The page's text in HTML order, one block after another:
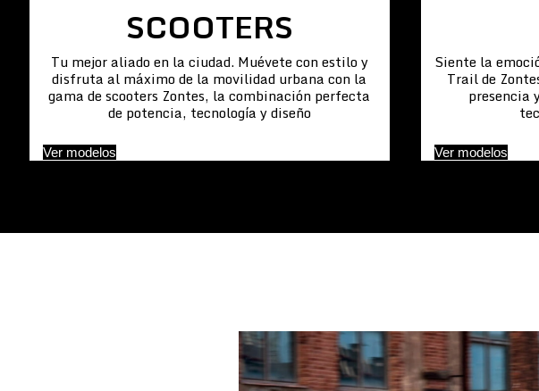
SCOOTERS
Tu mejor aliado en la ciudad. Muévete con estilo y
disfruta al máximo de la movilidad urbana con la
gama de scooters Zontes, la combinación perfecta
de potencia, tecnología y diseño
Ver modelos
Siente la
Trail de
presencia
Ver modelos